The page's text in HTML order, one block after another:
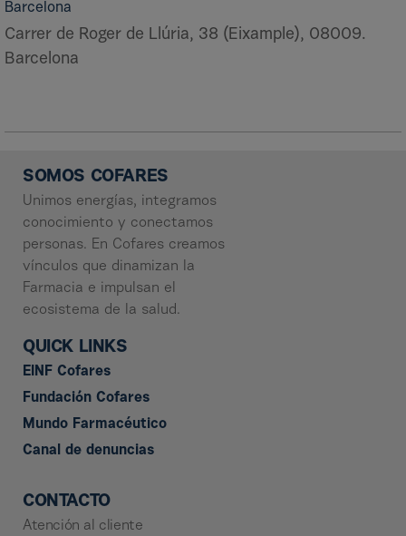
Barcelona
Carrer de Roger de Llúria, 38 (Eixample), 08009.
Barcelona
SOMOS COFARES
Unimos energías, integramos
conocimiento y conectamos
personas. En Cofares creamos
vínculos que dinamizan la
Farmacia e impulsan el
ecosistema de la salud.
QUICK LINKS
EINF Cofares
Fundación Cofares
Mundo Farmacéutico
Canal de denuncias
CONTACTO
Atención al cliente